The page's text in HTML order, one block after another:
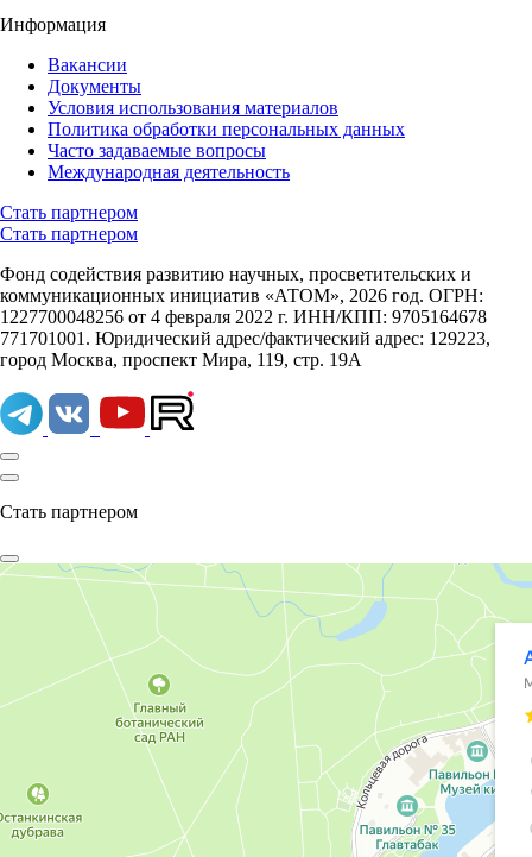
Информация
Вакансии
Документы
Условия использования материалов
Политика обработки персональных данных
Часто задаваемые вопросы
Международная деятельность
Стать партнером
Стать партнером
Фонд содействия развитию научных, просветительских и
коммуникационных инициатив «АТОМ», 2026 год. ОГРН:
1227700048256 от 4 февраля 2022 г. ИНН/КПП: 9705164678
771701001. Юридический адрес/фактический адрес: 129223,
город Москва, проспект Мира, 119, стр. 19А
Стать партнером